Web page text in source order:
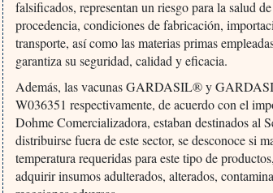
falsificados, representan un riesgo para la salud
procedencia, condiciones de fabricación,
transporte, así como las materias primas
garantiza su seguridad, calidad y eficacia.
Además, las vacunas GARDASIL® y
W036351 respectivamente, de acuerdo con el
Dohme Comercializadora, estaban destinados al
distribuirse fuera de este sector, se desconoce si
temperatura requeridas para este tipo de
adquirir insumos adulterados, alterados,